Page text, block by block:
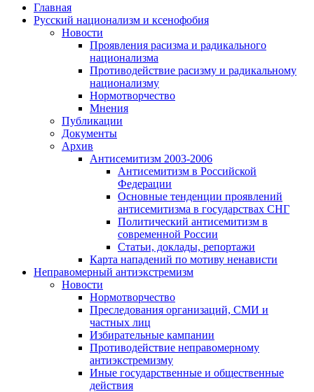
Главная
Русский национализм и ксенофобия
Новости
Проявления расизма и радикального
национализма
Противодействие расизму и радикальному
национализму
Нормотворчество
Мнения
Публикации
Документы
Архив
Антисемитизм 2003-2006
Антисемитизм в Российской
Федерации
Основные тенденции проявлений
антисемитизма в государствах СНГ
Политический антисемитизм в
современной России
Статьи, доклады, репортажи
Карта нападений по мотиву ненависти
Неправомерный антиэкстремизм
Новости
Нормотворчество
Преследования организаций, СМИ и
частных лиц
Избирательные кампании
Противодействие неправомерному
антиэкстремизму
Иные государственные и общественные
действия